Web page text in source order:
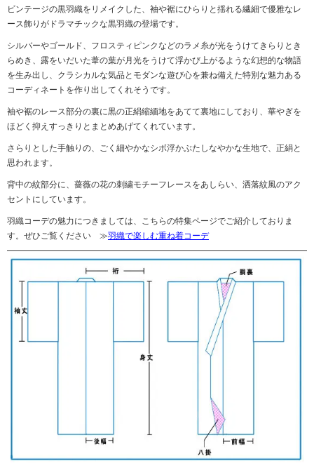
ビンテージの黒羽織をリメイクした、袖や裾にひらりと揺れる繊細で優雅なレ
ース飾りがドラマチックな黒羽織の登場です。
シルバーやゴールド、フロスティピンクなどのラメ糸が光をうけてきらりとき
らめき、露をいだいた葦の葉が月光をうけて浮かび上がるような幻想的な物語
を生み出し、クラシカルな気品とモダンな遊び心を兼ね備えた特別な魅力ある
コーディネートを作り出してくれそうです。
袖や裾のレース部分の裏に黒の正絹縮緬地をあてて裏地にしており、華やぎを
ほどく抑えすっきりとまとめあげてくれています。
さらりとした手触りの、ごく細やかなシボ浮かぶたしなやかな生地で、正絹と
思われます。
背中の紋部分に、薔薇の花の刺繍モチーフレースをあしらい、洒落紋風のアク
セントにしています。
羽織コーデの魅力につきましては、こちらの特集ページでご紹介しておりま
す。ぜひご覧ください ≫羽織で楽しむ重ね着コーデ